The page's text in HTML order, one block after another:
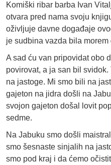
Komiški ribar barba Ivan
otvara pred nama svoju
oživljuje davne događaje
je sudbina vazda bila morem
A sad ću van pripovidat obo
povirovat, a ja san bil
na jastoge. Mi smo bili na
gajeton na jidra došli na
svojon gajeton došal lovit
sedme.
Na Jabuku smo došli
smo šesnaste sinjalih na
smo pod kraj i da ćemo